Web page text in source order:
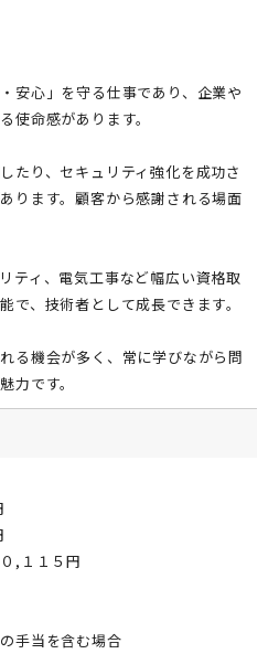
安心」を守る仕事であり、企業や
使命感があります。
たり、セキュリティ強化を成功さ
ります。顧客から感謝される場面
ティ、電気工事など幅広い資格取
で、技術者として成長できます。
る機会が多く、常に学びながら問
力です。
,１１５円
手当を含む場合